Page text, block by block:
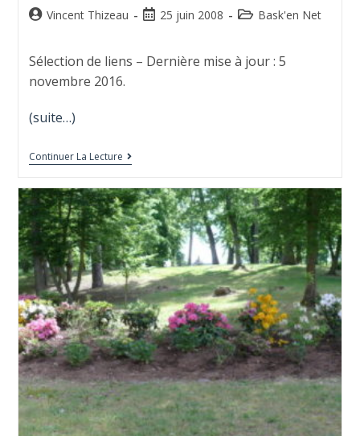
Vincent Thizeau 25 juin 2008 Bask'en Net
Sélection de liens – Dernière mise à jour : 5
novembre 2016.
(suite…)
Continuer La Lecture